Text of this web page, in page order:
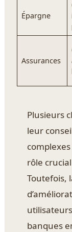
Épargne
Assurances
Plusieurs
leur
rôle
Toutefois,
banques